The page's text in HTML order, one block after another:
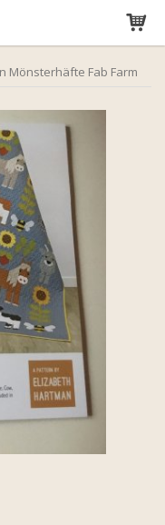
Mönsterhäfte Fab Farm